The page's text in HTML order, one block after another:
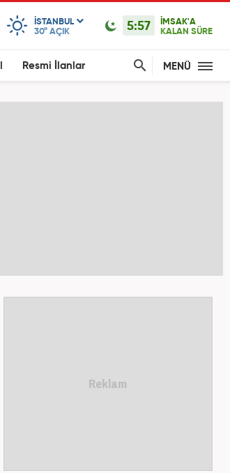
ISTANBUL
30° AÇIK 5:57
İMSAK'A
KALAN SÜRE
Resmi İlanlar MENÜ